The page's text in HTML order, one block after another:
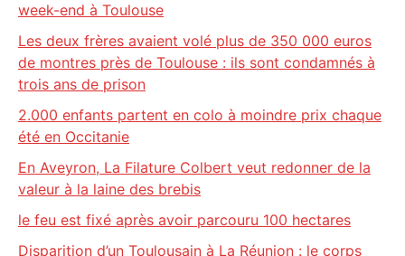
week-end à Toulouse
Les deux frères avaient volé plus de 350 000 euros
de montres près de Toulouse : ils sont condamnés à
trois ans de prison
2.000 enfants partent en colo à moindre prix chaque
été en Occitanie
En Aveyron, La Filature Colbert veut redonner de la
valeur à la laine des brebis
le feu est fixé après avoir parcouru 100 hectares
Disparition d’un Toulousain à La Réunion : le corps